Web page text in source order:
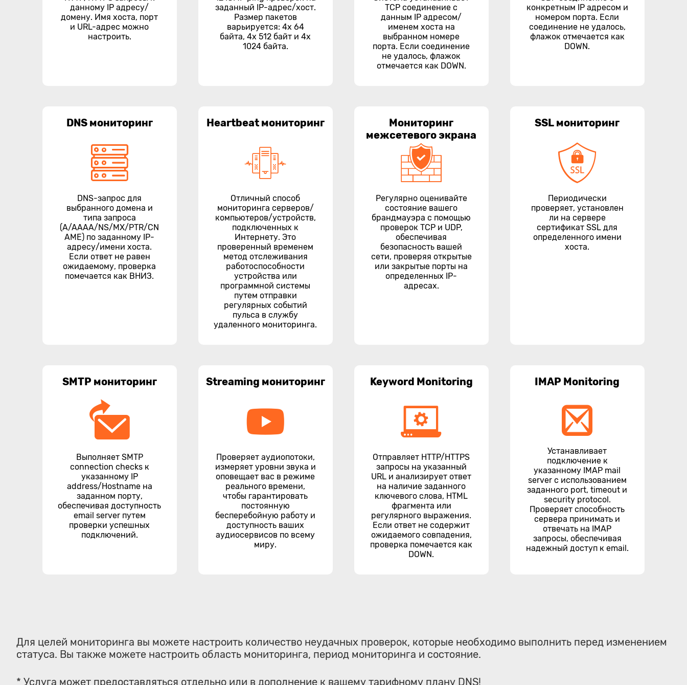
данному IP адресу/
домену. Имя хоста, порт
и URL-адрес можно
настроить.
заданный IP-адрес/хост.
Размер пакетов
варьируется: 4x 64
байта, 4x 512 байт и 4x
1024 байта.
TCP соединение с
данным IP адресом/
именем хоста на
выбранном номере
порта. Если соединение
не удалось, флажок
отмечается как DOWN.
конкретным IP адресом и
номером порта. Если
соединение не удалось,
флажок отмечается как
DOWN.
DNS мониторинг
DNS-запрос для
выбранного домена и
типа запроса
(A/AAAA/NS/MX/PTR/CN
AME) по заданному IP-
адресу/имени хоста.
Если ответ не равен
ожидаемому, проверка
помечается как ВНИЗ.
Heartbeat мониторинг
Отличный способ
мониторинга серверов/
компьютеров/устройств,
подключенных к
Интернету. Это
проверенный временем
метод отслеживания
работоспособности
устройства или
программной системы
путем отправки
регулярных событий
пульса в службу
удаленного мониторинга.
Мониторинг
межсетевого экрана
Регулярно оценивайте
состояние вашего
брандмауэра с помощью
проверок TCP и UDP,
обеспечивая
безопасность вашей
сети, проверяя открытые
или закрытые порты на
определенных IP-
адресах.
SSL мониторинг
Периодически
проверяет, установлен
ли на сервере
сертификат SSL для
определенного имени
хоста.
SMTP мониторинг
Выполняет SMTP
connection checks к
указанному IP
address/Hostname на
заданном порту,
обеспечивая доступность
email server путем
проверки успешных
подключений.
Streaming мониторинг
Проверяет аудиопотоки,
измеряет уровни звука и
оповещает вас в режиме
реального времени,
чтобы гарантировать
постоянную
бесперебойную работу и
доступность ваших
аудиосервисов по всему
миру.
Keyword Monitoring
Отправляет HTTP/HTTPS
запросы на указанный
URL и анализирует ответ
на наличие заданного
ключевого слова, HTML
фрагмента или
регулярного выражения.
Если ответ не содержит
ожидаемого совпадения,
проверка помечается как
DOWN.
IMAP Monitoring
Устанавливает
подключение к
указанному IMAP mail
server с использованием
заданного port, timeout и
security protocol.
Проверяет способность
сервера принимать и
отвечать на IMAP
запросы, обеспечивая
надежный доступ к email.
Для целей мониторинга вы можете настроить количество неудачных проверок, которые необходимо выполнить перед изменением
статуса. Вы также можете настроить область мониторинга, период мониторинга и состояние.
* Услуга может предоставляться отдельно или в дополнение к вашему тарифному плану DNS!